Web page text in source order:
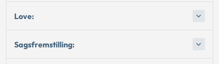
Love:
Sagsfremstilling: